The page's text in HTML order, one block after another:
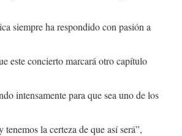
siempre ha respondido con pasión a
este concierto marcará otro capítulo
intensamente para que sea uno de los
tenemos la certeza de que así será”,